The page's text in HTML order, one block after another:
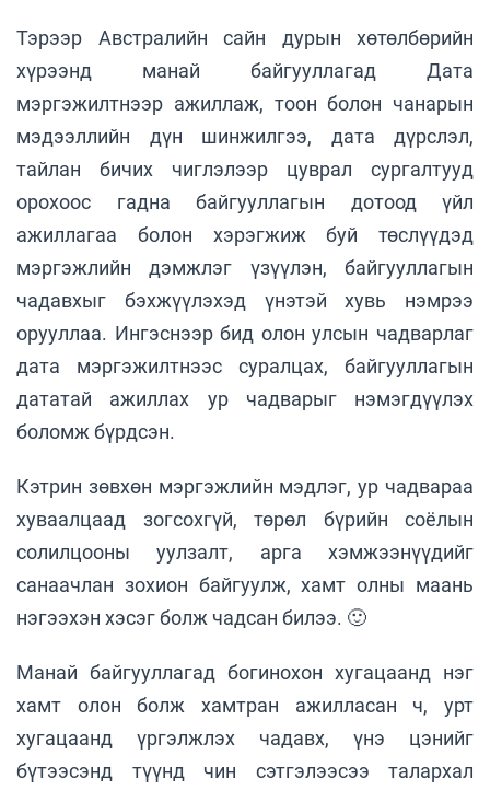
Тэрээр Австралийн сайн дурын хөтөлбөрийн
хүрээнд манай байгууллагад Дата
мэргэжилтнээр ажиллаж, тоон болон чанарын
мэдээллийн дүн шинжилгээ, дата дүрслэл,
тайлан бичих чиглэлээр цуврал сургалтууд
орохоос гадна байгууллагын дотоод үйл
ажиллагаа болон хэрэгжиж буй төслүүдэд
мэргэжлийн дэмжлэг үзүүлэн, байгууллагын
чадавхыг бэхжүүлэхэд үнэтэй хувь нэмрээ
орууллаа. Ингэснээр бид олон улсын чадварлаг
дата мэргэжилтнээс суралцах, байгууллагын
дататай ажиллах ур чадварыг нэмэгдүүлэх
боломж бүрдсэн.
Кэтрин зөвхөн мэргэжлийн мэдлэг, ур чадвараа
хуваалцаад зогсохгүй, төрөл бүрийн соёлын
солилцооны уулзалт, арга хэмжээнүүдийг
санаачлан зохион байгуулж, хамт олны маань
нэгээхэн хэсэг болж чадсан билээ. 🙂
Манай байгууллагад богинохон хугацаанд нэг
хамт олон болж хамтран ажилласан ч, урт
хугацаанд үргэлжлэх чадавх, үнэ цэнийг
бүтээсэнд түүнд чин сэтгэлээсээ талархал